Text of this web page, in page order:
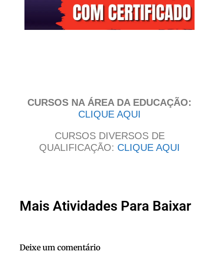
CURSOS NA ÁREA DA EDUCAÇÃO:
CLIQUE AQUI
CURSOS DIVERSOS DE
QUALIFICAÇÃO: CLIQUE AQUI
Mais Atividades Para Baixar
Deixe um comentário